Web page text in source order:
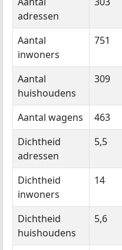
adressen
Aantal
inwoners
751
Aantal
huishoudens
309
Aantal wagens 463
Dichtheid
adressen
5,5
Dichtheid
inwoners
14
Dichtheid
huishoudens
5,6